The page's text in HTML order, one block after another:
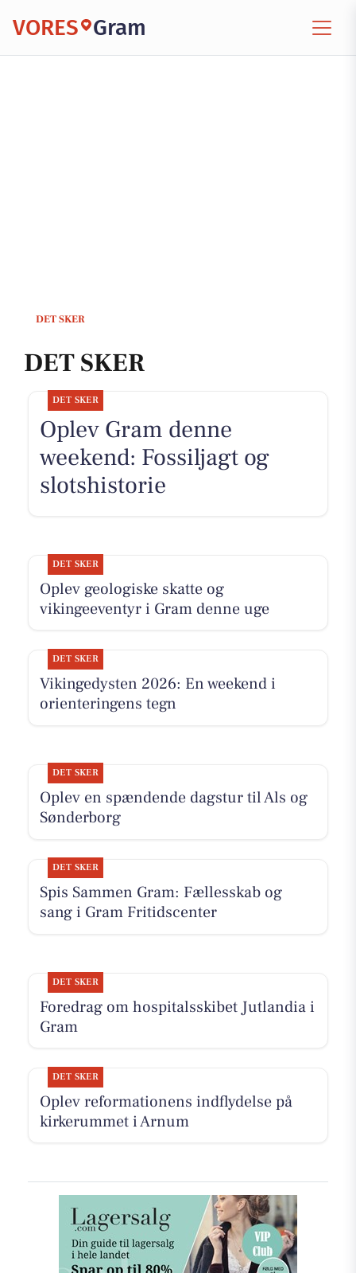
VORES Gram
DET SKER
DET SKER
DET SKER
Oplev Gram denne
weekend: Fossiljagt og
slotshistorie
DET SKER
Oplev geologiske skatte og
vikingeeventyr i Gram denne uge
DET SKER
Vikingedysten 2026: En weekend i
orienteringens tegn
DET SKER
Oplev en spændende dagstur til Als og
Sønderborg
DET SKER
Spis Sammen Gram: Fællesskab og
sang i Gram Fritidscenter
DET SKER
Foredrag om hospitalsskibet Jutlandia i
Gram
DET SKER
Oplev reformationens indflydelse på
kirkerummet i Arnum